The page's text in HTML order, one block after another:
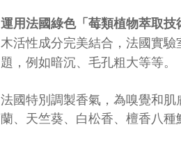
運用法國綠色「莓類植物萃取
木活性成分完美結合 ，法國實
題，例如暗沉、毛孔粗大等等。
法國特別調製香氣，為嗅覺和
蘭、天竺葵、白松香、檀香八